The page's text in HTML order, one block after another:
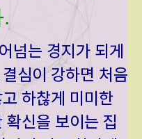
넘는 경지가 되게
심이 강하면 처음
하찮게 미미한
확신을 보이는 집